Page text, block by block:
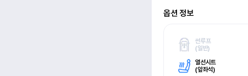
옵션 정보
썬루프
(일반)
열선시트
(앞좌석)